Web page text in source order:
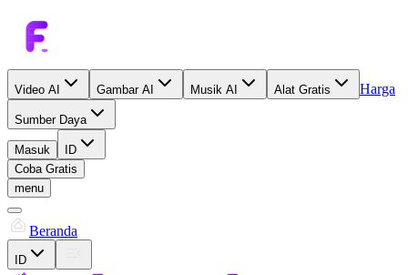
Video AI Gambar AI Musik AI Alat Gratis Harga
Sumber Daya
Masuk
ID
Coba Gratis
menu
Beranda
ID